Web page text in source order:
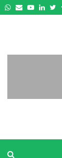
Facebook
Twitter
Linkedin
Youtube